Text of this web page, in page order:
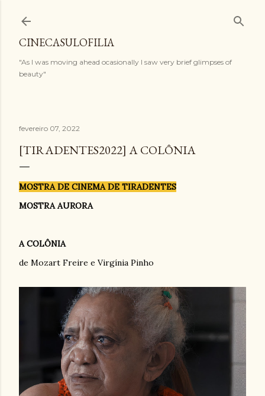
CINECASULOFILIA
"As I was moving ahead ocasionally I saw very brief glimpses of
beauty"
fevereiro 07, 2022
[TIRADENTES2022] A COLÔNIA
MOSTRA DE CINEMA DE TIRADENTES
MOSTRA AURORA
A COLÔNIA
de Mozart Freire e Virgínia Pinho